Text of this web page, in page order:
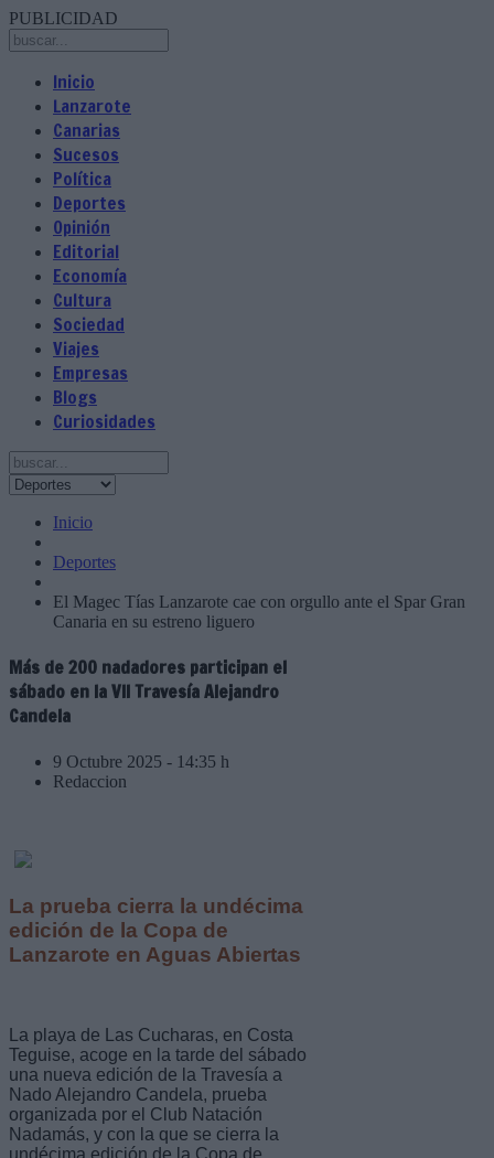
PUBLICIDAD
Inicio
Lanzarote
Canarias
Sucesos
Política
Deportes
Opinión
Editorial
Economía
Cultura
Sociedad
Viajes
Empresas
Blogs
Curiosidades
Inicio
Deportes
El Magec Tías Lanzarote cae con orgullo ante el Spar Gran
Canaria en su estreno liguero
Más de 200 nadadores participan el
sábado en la VII Travesía Alejandro
Candela
9 Octubre 2025 - 14:35 h
Redaccion
La prueba cierra la undécima
edición de la Copa de
Lanzarote en Aguas Abiertas
La playa de Las Cucharas, en Costa
Teguise, acoge en la tarde del sábado
una nueva edición de la Travesía a
Nado Alejandro Candela, prueba
organizada por el Club Natación
Nadamás, y con la que se cierra la
undécima edición de la Copa de